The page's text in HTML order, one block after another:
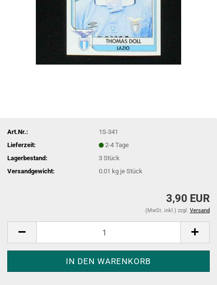
Art.Nr.:
1S-341
Lieferzeit:
2-4 Tage
Lagerbestand:
3Stück
Versandgewicht:
0.01 kg je Stück
3,90 EUR
(MwSt. inkl.) zzgl. Versand